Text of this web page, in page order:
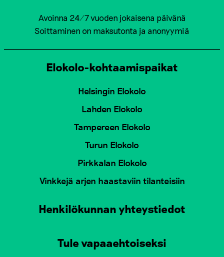
Avoinna 24/7 vuoden jokaisena päivänä
Soittaminen on maksutonta ja anonyymiä
Elokolo-kohtaamispaikat
Helsingin Elokolo
Lahden Elokolo
Tampereen Elokolo
Turun Elokolo
Pirkkalan Elokolo
Vinkkejä arjen haastaviin tilanteisiin
Henkilökunnan yhteystiedot
Tule vapaaehtoiseksi